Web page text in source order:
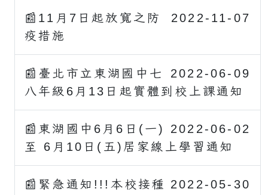
2022-11-07
📰11月7日起放寬之防
疫措施
2022-06-09
📰臺北市立東湖國中七
八年級6月13日起實體到校上課通知
2022-06-02
📰東湖國中6月6日(一)
至 6月10日(五)居家線上學習通知
2022-05-30
📰緊急通知!!!本校接種